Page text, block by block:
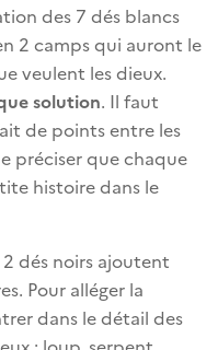
des 7 dés blancs
2 camps qui auront le
veulent les dieux.
solution. Il faut
de points entre les
préciser que chaque
histoire dans le
2 dés noirs ajoutent
Pour alléger la
dans le détail des